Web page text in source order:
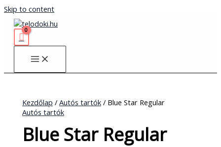
Skip to content
Kezdőlap /Autós tartók / Blue Star Regular
Autós tartók
Blue Star Regular